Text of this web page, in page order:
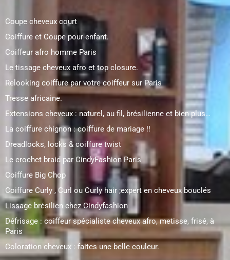
Coupe cheveux court
Coiffure et Coupe pour enfant.
Coiffeur afro homme Paris
Le tissage cheveux afro et top closure.
Relooking coiffure par votre coiffeur sur Paris
Tresse africaine.
Extensions cheveux : naturel, au fil, brésilienne et bien plus…
La coiffure chignon : coiffure de mariage !!
Dreadlocks, locks & coiffure twist
Le crochet braid par CindyFashion Paris
Coiffure Big Chop
Coiffure Curly , Curl ou Curly hair ;expert en cheveux bouclés
Lissage brésilien chez Cindyfashion
Défrisage : coiffeur spécialiste cheveux afro, metisse, frisé, à
Paris
Coloration cheveux : faites une belle couleur.